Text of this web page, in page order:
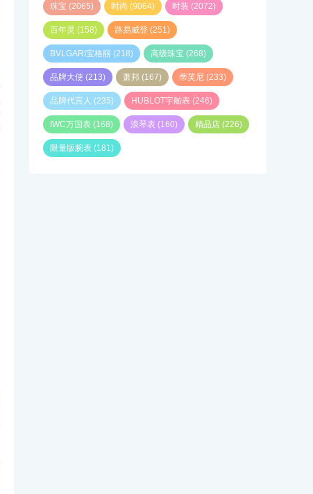
珠宝 (2065) 时尚 (9064) 时装 (2072)
百年灵 (158) 路易威登 (251)
BVLGARI宝格丽 (218) 高级珠宝 (268)
品牌大使 (213) 萧邦 (167) 蒂芙尼 (233)
品牌代言人 (235) HUBLOT宇舶表 (246)
IWC万国表 (168) 浪琴表 (160) 精品店 (226)
限量版腕表 (181)